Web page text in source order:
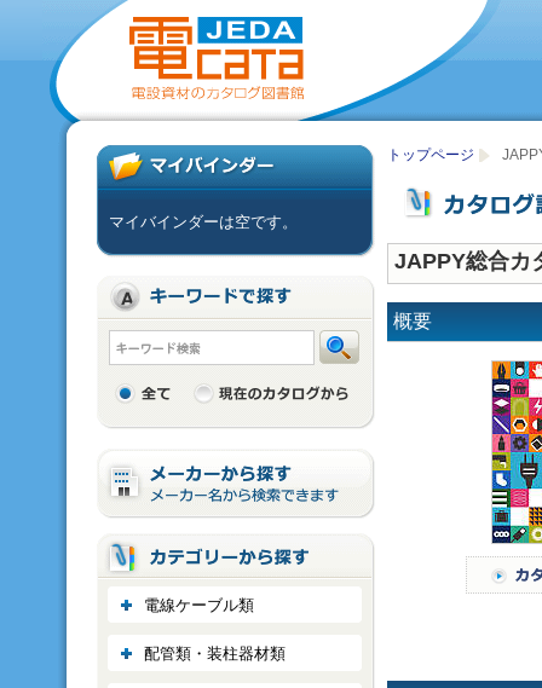
トップページ
JAPPY総合カ
概要
マイバインダーは空です。
電線ケーブル類
配管類・装柱器材類